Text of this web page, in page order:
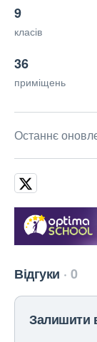
9
класів
36
приміщень
Останнє
Відгуки 0
Залишити